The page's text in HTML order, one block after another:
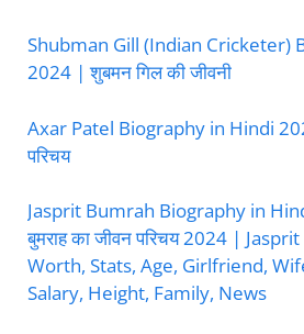
Shubman Gill (Indian Cricketer)
2024 | शुबमन गिल की जीवनी
Axar Patel Biography in Hindi
परिचय
Jasprit Bumrah Biography in
बुमराह का जीवन परिचय 2024 |
Worth, Stats, Age, Girlfriend,
Salary, Height, Family, News